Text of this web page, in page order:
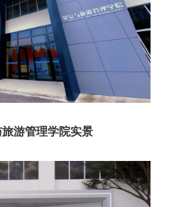
游管理学院实景